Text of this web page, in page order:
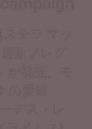
テラ マッ
新フレグ